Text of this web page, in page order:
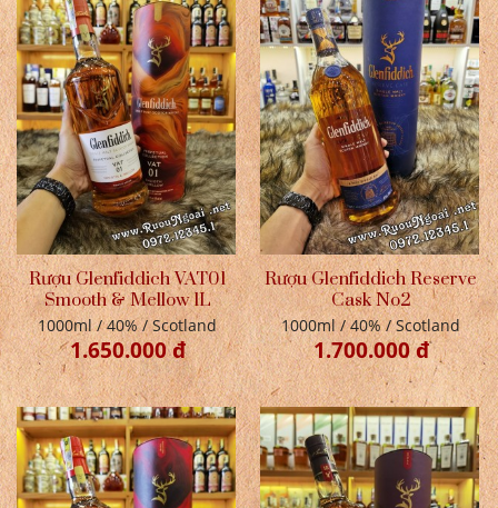
Rượu Glenfiddich VAT01
Smooth & Mellow 1L
1000ml / 40% / Scotland
1.650.000 đ
Rượu Glenfiddich Reserve
Cask No2
1000ml / 40% / Scotland
1.700.000 đ